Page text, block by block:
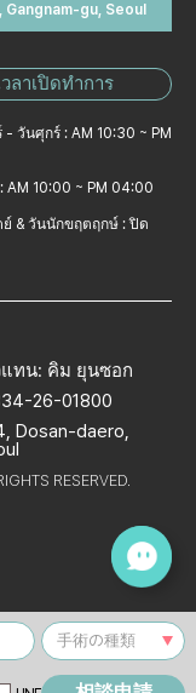
gu, Seoul
วลาเปิดทำการ
วันศุกร์ : AM 10:30 ~ PM
AM 10:00 ~ PM 04:00
& วันนักขฤตฤกษ์ : ปิด
ทน: คิม ยุนซอก
26-01800
Dosan-daero,
RESERVED.